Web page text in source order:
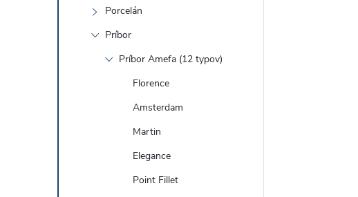
Porcelán
Príbor
Príbor Amefa (12 typov)
Florence
Amsterdam
Martin
Elegance
Point Fillet